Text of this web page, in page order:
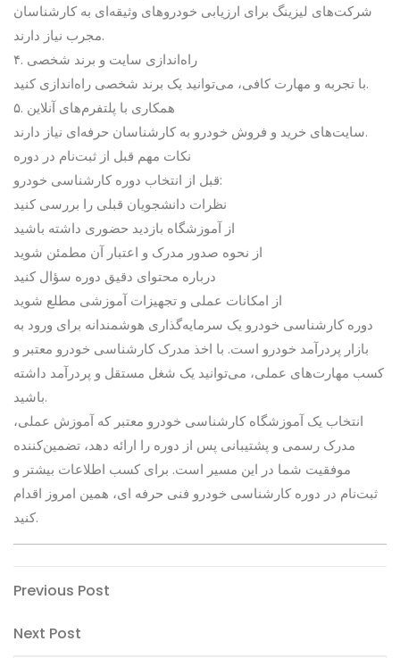
شرکت‌های لیزینگ برای ارزیابی خودروهای وثیقه‌ای به کارشناسان
مجرب نیاز دارند.
۴. راه‌اندازی سایت و برند شخصی
با تجربه و مهارت کافی، می‌توانید یک برند شخصی راه‌اندازی کنید.
۵. همکاری با پلتفرم‌های آنلاین
سایت‌های خرید و فروش خودرو به کارشناسان حرفه‌ای نیاز دارند.
نکات مهم قبل از ثبت‌نام در دوره
قبل از انتخاب دوره کارشناسی خودرو:
نظرات دانشجویان قبلی را بررسی کنید
از آموزشگاه بازدید حضوری داشته باشید
از نحوه صدور مدرک و اعتبار آن مطمئن شوید
درباره محتوای دقیق دوره سؤال کنید
از امکانات عملی و تجهیزات آموزشی مطلع شوید
دوره کارشناسی خودرو یک سرمایه‌گذاری هوشمندانه برای ورود به
بازار پردرآمد خودرو است. با اخذ مدرک کارشناسی خودرو معتبر و
کسب مهارت‌های عملی، می‌توانید یک شغل مستقل و پردرآمد داشته
باشید.
انتخاب یک آموزشگاه کارشناسی خودرو معتبر که آموزش عملی،
مدرک رسمی و پشتیبانی پس از دوره را ارائه دهد، تضمین‌کننده
موفقیت شما در این مسیر است. برای کسب اطلاعات بیشتر و
ثبت‌نام در دوره کارشناسی خودرو فنی حرفه ای، همین امروز اقدام
کنید.
Post
navigation
Previous
Previous Post
Next
Next Post